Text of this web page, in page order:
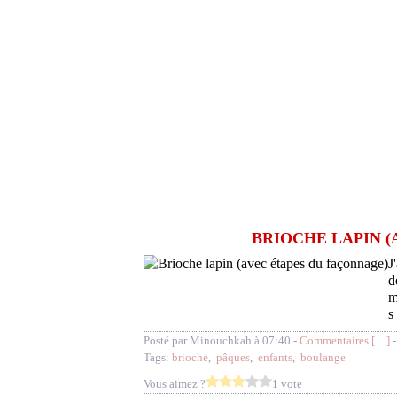
BRIOCHE LAPIN
s
Posté par Minouchkah à 07:40 - Commentaires […]
Tags: brioche, pâques, enfants, boulange
Vous aimez ?
1 vote